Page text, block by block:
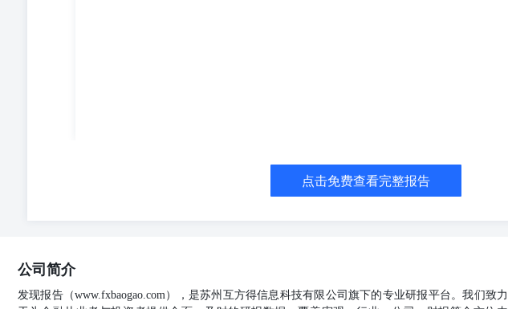
点击免费查看完整报告
公司简介
发现报告（www.fxbaogao.com），是苏州互方得信息科技有限公司旗下的专业研报平台。我们致力